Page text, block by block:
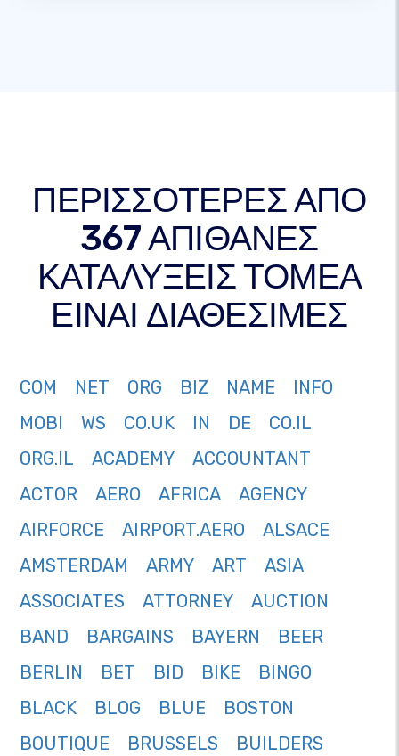
ΠΕΡΙΣΣΟΤΕΡΕΣ ΑΠΟ
367 ΑΠΙΘΑΝΕΣ
ΚΑΤΑΛΥΞΕΙΣ ΤΟΜΕΑ
ΕΙΝΑΙ ΔΙΑΘΕΣΙΜΕΣ
COM NET ORG BIZ NAME
INFO
MOBI
WS CO.UK IN DE
CO.IL
ORG.IL
ACADEMY
ACCOUNTANT
ACTOR
AERO AFRICA
AGENCY
AIRFORCE
AIRPORT.AERO
ALSACE
AMSTERDAM
ARMY ART
ASIA
ASSOCIATES
ATTORNEY
AUCTION
BAND
BARGAINS BAYERN
BEER
BERLIN
BET BID BIKE
BINGO
BLACK
BLOG BLUE
BOSTON
BOUTIQUE
BRUSSELS
BUILDERS